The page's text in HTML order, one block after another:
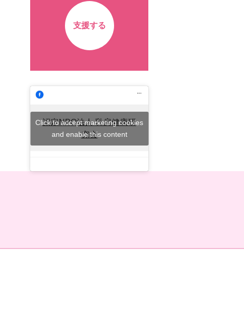
支援する
認定NPO法人 乳房健康研
究会
Click to accept marketing cookies
and enable this content